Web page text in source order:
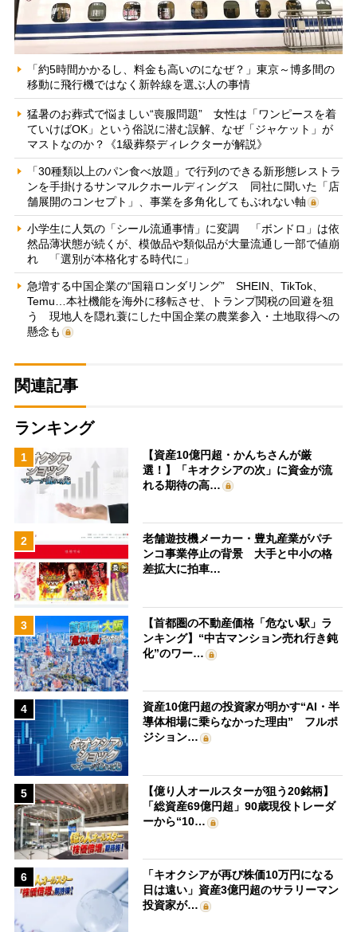
「約5時間かかるし、料金も高いのになぜ？」東京～博多間の
移動に飛行機ではなく新幹線を選ぶ人の事情
猛暑のお葬式で悩ましい“喪服問題” 女性は「ワンピースを着
ていけばOK」という俗説に潜む誤解、なぜ「ジャケット」が
マストなのか？《1級葬祭ディレクターが解説》
「30種類以上のパン食べ放題」で行列のできる新形態レストラ
ンを手掛けるサンマルクホールディングス 同社に聞いた「店
舗展開のコンセプト」、事業を多角化してもぶれない軸
小学生に人気の「シール流通事情」に変調 「ボンドロ」は依
然品薄状態が続くが、模倣品や類似品が大量流通し一部で値崩
れ 「選別が本格化する時代に」
急増する中国企業の“国籍ロンダリング” SHEIN、TikTok、
Temu…本社機能を海外に移転させ、トランプ関税の回避を狙
う 現地人を隠れ蓑にした中国企業の農業参入・土地取得への
懸念も
関連記事
ランキング
1
【資産10億円超・かんちさんが厳
選！】「キオクシアの次」に資金が流
れる期待の高…
2
老舗遊技機メーカー・豊丸産業がパチ
ンコ事業停止の背景 大手と中小の格
差拡大に拍車…
3
【首都圏の不動産価格「危ない駅」ラ
ンキング】“中古マンション売れ行き鈍
化”のワー…
4
資産10億円超の投資家が明かす“AI・半
導体相場に乗らなかった理由” フルポ
ジション…
5
【億り人オールスターが狙う20銘柄】
「総資産69億円超」90歳現役トレーダ
ーから“10…
6
「キオクシアが再び株価10万円になる
日は遠い」資産3億円超のサラリーマン
投資家が…